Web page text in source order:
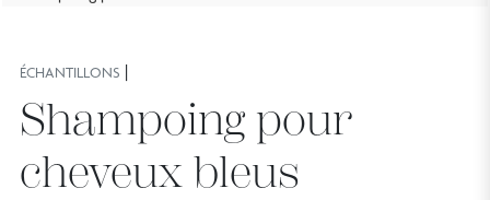
ÉCHANTILLONS
Shampoing pour
cheveux bleus